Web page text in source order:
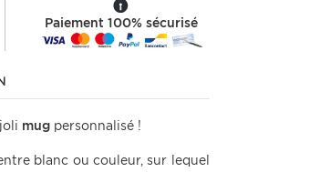
Paiement 100% sécurisé
mug personnalisé !
blanc ou couleur, sur lequel